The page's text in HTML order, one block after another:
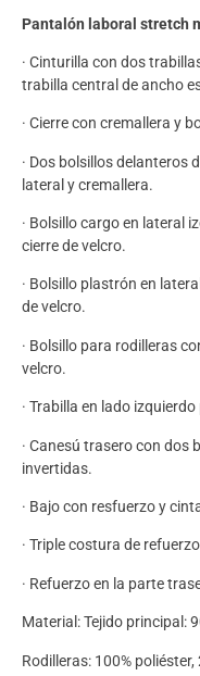
Pantalón laboral stretch
· Cinturilla con dos
trabilla central de ancho
· Cierre con cremallera y
· Dos bolsillos delanteros
lateral y cremallera.
· Bolsillo cargo en lateral
cierre de velcro.
· Bolsillo plastrón en
de velcro.
· Bolsillo para rodilleras
velcro.
· Trabilla en lado
· Canesú trasero con dos
invertidas.
· Bajo con resfuerzo y
· Triple costura de
· Refuerzo en la parte
Material: Tejido principal:
Rodilleras: 100%